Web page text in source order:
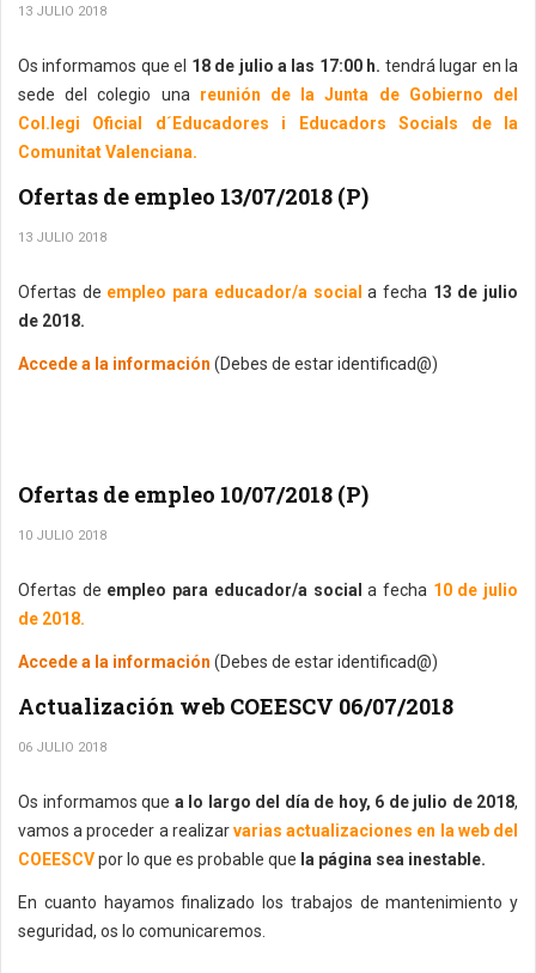
13 JULIO 2018
Os informamos que el 18 de julio a las 17:00 h. tendrá lugar en la
sede del colegio una reunión de la Junta de Gobierno del
Col.legi Oficial d´Educadores i Educadors Socials de la
Comunitat Valenciana.
Ofertas de empleo 13/07/2018 (P)
13 JULIO 2018
Ofertas de empleo para educador/a social a fecha 13 de julio
de 2018.
Accede a la información (Debes de estar identificad@)
Ofertas de empleo 10/07/2018 (P)
10 JULIO 2018
Ofertas de empleo para educador/a sociala fecha 10 de julio
de 2018.
Accede a la información (Debes de estar identificad@)
Actualización web COEESCV 06/07/2018
06 JULIO 2018
Os informamos que a lo largo del día de hoy, 6 de julio de 2018,
vamos a proceder a realizarvarias actualizaciones en la web del
COEESCVpor lo que es probable que la página sea inestable.
En cuanto hayamos finalizado los trabajos de mantenimiento y
seguridad, os lo comunicaremos.